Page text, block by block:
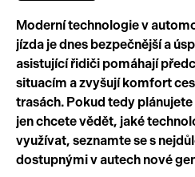
Moderní technologie v
jízda je dnes bezpečnější a
asistující řidiči pomáhají
situacím a zvyšují komfort
trasách. Pokud tedy
jen chcete vědět, jaké
využívat, seznamte se s
dostupnými v autech nové